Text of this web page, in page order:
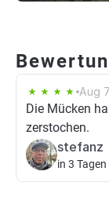
Aug
Die Mücken
zerstochen.
stefanz
in 3 Tagen